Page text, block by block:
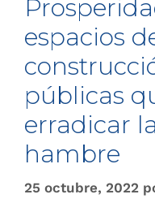
espacios
públicas
erradicar
hambre
25 octubre, 2022